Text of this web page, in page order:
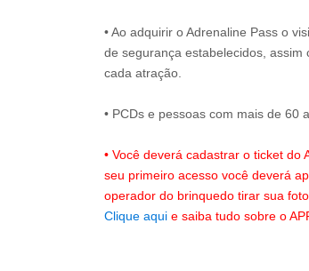
• Ao adquirir o Adrenaline Pass o
de segurança estabelecidos,
cada atração.
• PCDs e pessoas com mais de 60
• Você deverá cadastrar o ticket do
seu primeiro acesso você deverá
operador do brinquedo tirar sua
Clique aqui e saiba tudo sobre o